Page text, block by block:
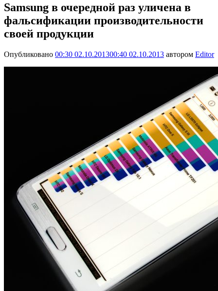
Samsung в очередной раз уличена в
фальсификации производительности
своей продукции
Опубликовано 00:30 02.10.201300:40 02.10.2013 автором Editor